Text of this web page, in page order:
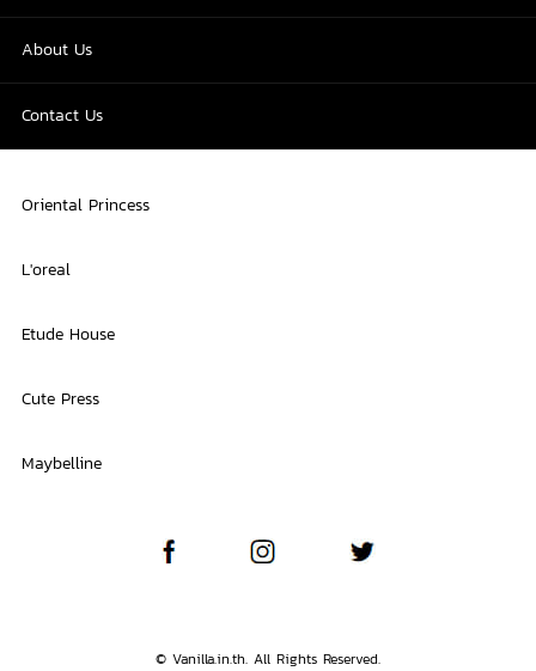
About Us
Contact Us
Oriental Princess
L'oreal
Etude House
Cute Press
Maybelline
© Vanilla.in.th. All Rights Reserved.